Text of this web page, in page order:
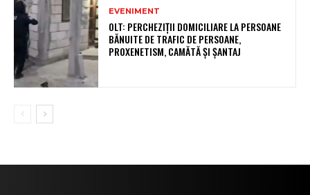
EVENIMENT
OLT: PERCHEZIŢII DOMICILIARE LA PERSOANE
BĂNUITE DE TRAFIC DE PERSOANE,
PROXENETISM, CAMĂTĂ ŞI ŞANTAJ